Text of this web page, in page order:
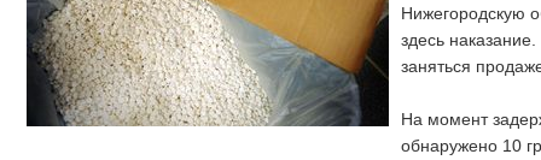
Нижегородскую
здесь
заняться
На момент
обнаружено 10